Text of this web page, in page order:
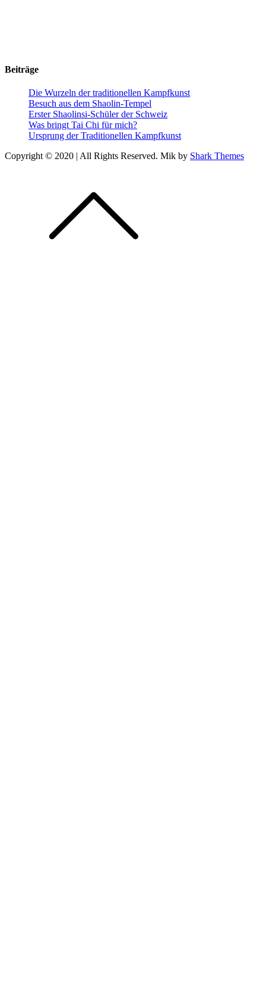
Beiträge
Die Wurzeln der traditionellen Kampfkunst
Besuch aus dem Shaolin-Tempel
Erster Shaolinsi-Schüler der Schweiz
Was bringt Tai Chi für mich?
Ursprung der Traditionellen Kampfkunst
Copyright © 2020 | All Rights Reserved. Mik by Shark Themes